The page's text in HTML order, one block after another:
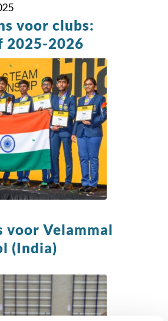
voor clubs:
2025-2026
voor Velammal
(India)